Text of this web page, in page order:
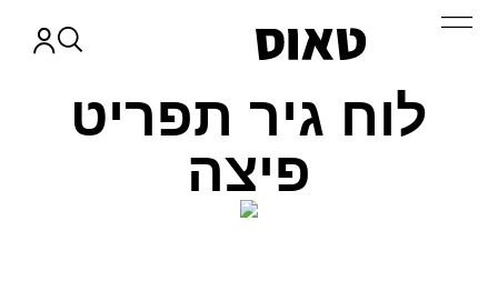
לוח גיר תפריט
פיצה